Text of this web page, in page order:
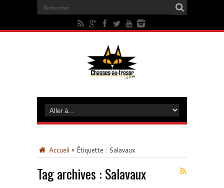
Accueil » Étiquette : Salavaux
Tag archives : Salavaux